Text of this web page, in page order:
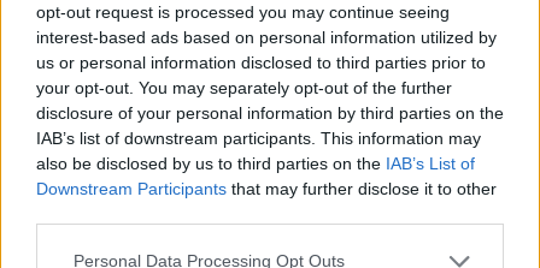
opt-out request is processed you may continue seeing
interest-based ads based on personal information utilized by
us or personal information disclosed to third parties prior to
your opt-out. You may separately opt-out of the further
disclosure of your personal information by third parties on the
IAB’s list of downstream participants. This information may
also be disclosed by us to third parties on the IAB’s List of
Downstream Participants that may further disclose it to other
Personal Data Processing Opt Outs
Ja takk det hadde smakt fortreffelig :-)
Svar
Kjersti - 24.03.2015 - 00:46
Vafler <3
Svar